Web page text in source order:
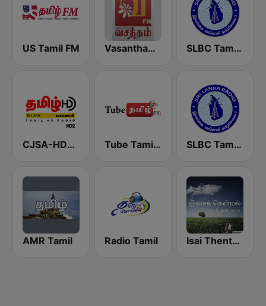
US Tamil FM Vasantham FM SLBC Tamil Service (Thendral)
CJSA-HD2 CMR Tamil FM Tube Tamil FM SLBC Tamil National Service
AMR Tamil Radio Tamil Isai Thentral Tamil Radio